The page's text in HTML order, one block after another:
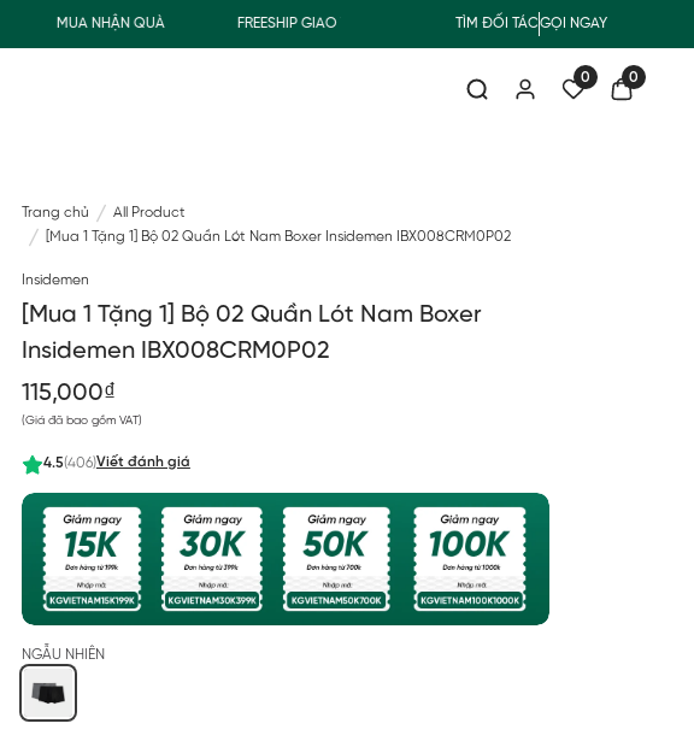
MUA NHẬN QUÀ FREESHIP GIAO THƯỜNG CHO ĐƠN HÀNG TỪ 500.000Đ
TÌM ĐỐI TÁCGỌI NGAY
0 0
Trang chủ
All Product
[Mua 1 Tặng 1] Bộ 02 Quần Lót Nam Boxer Insidemen IBX008CRM0P02
Insidemen
[Mua 1 Tặng 1] Bộ 02 Quần Lót Nam Boxer
Insidemen IBX008CRM0P02
115,000₫
(Giá đã bao gồm VAT)
4.5(406)Viết đánh giá
NGẪU NHIÊN